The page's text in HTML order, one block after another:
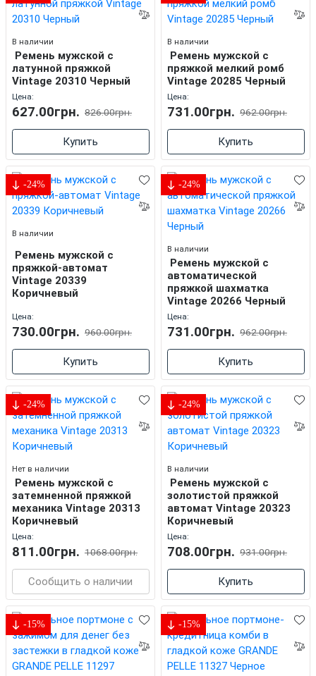
В наличии
Ремень мужской c
латунной пряжкой
Vintage 20310 Черный
Цена:
627.00грн. 826.00грн.
Купить
В наличии
Ремень мужской c
пряжкой мелкий ромб
Vintage 20285 Черный
Цена:
731.00грн. 962.00грн.
Купить
-24%
В наличии
Ремень мужской c
пряжкой-автомат
Vintage 20339
Коричневый
Цена:
730.00грн. 960.00грн.
Купить
-24%
В наличии
Ремень мужской с
автоматической
пряжкой шахматка
Vintage 20266 Черный
Цена:
731.00грн. 962.00грн.
Купить
-24%
Нет в наличии
Ремень мужской с
затемненной пряжкой
механика Vintage 20313
Коричневый
Цена:
811.00грн. 1068.00грн.
Сообщить о наличии
-24%
В наличии
Ремень мужской с
золотистой пряжкой
автомат Vintage 20323
Коричневый
Цена:
708.00грн. 931.00грн.
Купить
-15% -15%